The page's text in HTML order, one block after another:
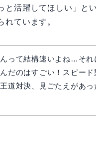
と活躍してほしい」と
れています。
って結構速いよね…それ
だのはすごい！スピード
道対決、見ごたえがあっ